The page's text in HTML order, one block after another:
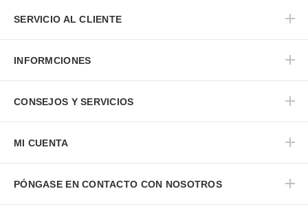
SERVICIO AL CLIENTE
INFORMCIONES
CONSEJOS Y SERVICIOS
MI CUENTA
PÓNGASE EN CONTACTO CON NOSOTROS